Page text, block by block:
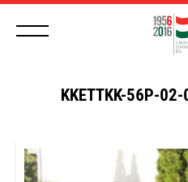
KKETTKK-56P-